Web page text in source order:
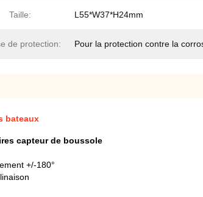
Taille: L55*W37*H24mm
de protection: Pour la protection contre la
bateaux
capteur de boussole
+/-180°